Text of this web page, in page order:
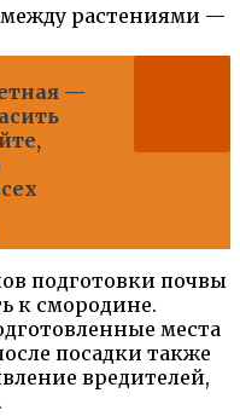
между растениями —
—
подготовки почвы
к смородине.
места
посадки также
вредителей,